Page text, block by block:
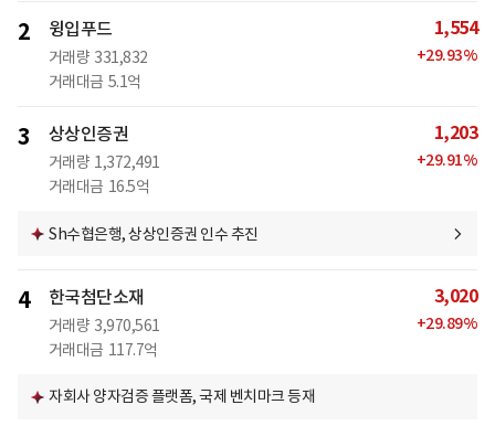
2 윙입푸드
거래량 331,832
거래대금 5.1억
1,554
+29.93%
3 상상인증권
거래량 1,372,491
거래대금 16.5억
1,203
+29.91%
Sh수협은행, 상상인증권 인수 추진
4 한국첨단소재
거래량 3,970,561
거래대금 117.7억
3,020
+29.89%
자회사 양자검증 플랫폼, 국제 벤치마크 등재